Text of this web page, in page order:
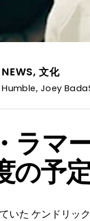
NEWS, 文化
Humble, Joey
ラマ
の予
いた ケンドリ